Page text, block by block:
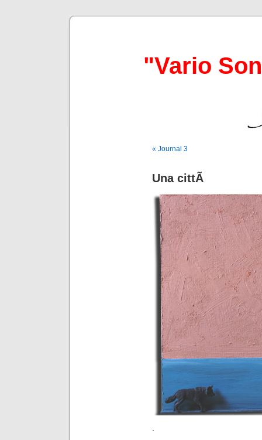
"Vario
« Journal 3
Una cittÃ